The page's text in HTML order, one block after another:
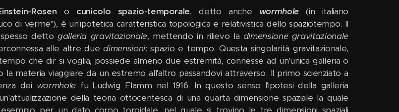
Rosen o cunicolo spazio-temporale, detto anche wormhole(in italiano
di verme"), è un'ipotetica caratteristica topologica e relativistica dello spaziotempo. Il
detto galleria gravitazionale, mettendo in rilievo la dimensione gravitazionale
alle altre duedimensioni: spazio e tempo. Questa singolarità gravitazionale,
che dir si voglia, possiede almeno due estremità, connesse ad un'unica galleria o
la materia viaggiare da un estremo all'altro passandovi attraverso. Il primo scienziato a
dei wormhole fu Ludwig Flamm nel 1916. In questo senso l'ipotesi della galleria
della teoria ottocentesca di una quarta dimensione spaziale la quale